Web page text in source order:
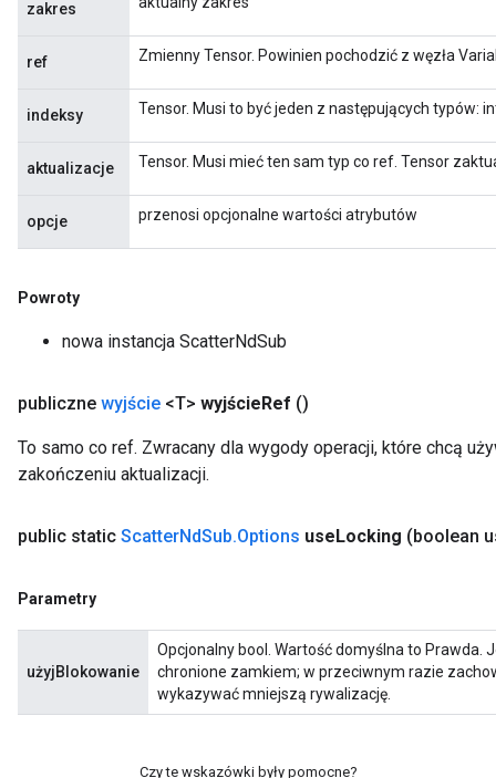
zakres
ref Zmienny Tensor. Powinien pochodzić z węzła
indeksy Tensor. Musi to być jeden z następujących typów:
aktualizacje Tensor. Musi mieć ten sam typ co ref. Tensor
opcje przenosi opcjonalne wartości atrybutów
Powroty
nowa instancja ScatterNdSub
publiczne wyjście <T> wyjścieRef ()
To samo co ref. Zwracany dla wygody operacji, które chcą
zakończeniu aktualizacji.
public static ScatterNdSub.Options useLocking (boolean
Parametry
użyjBlokowanie
Opcjonalny bool. Wartość domyślna to Prawda.
chronione zamkiem; w przeciwnym razie
wykazywać mniejszą rywalizację.
Czy te wskazówki były pomocne?